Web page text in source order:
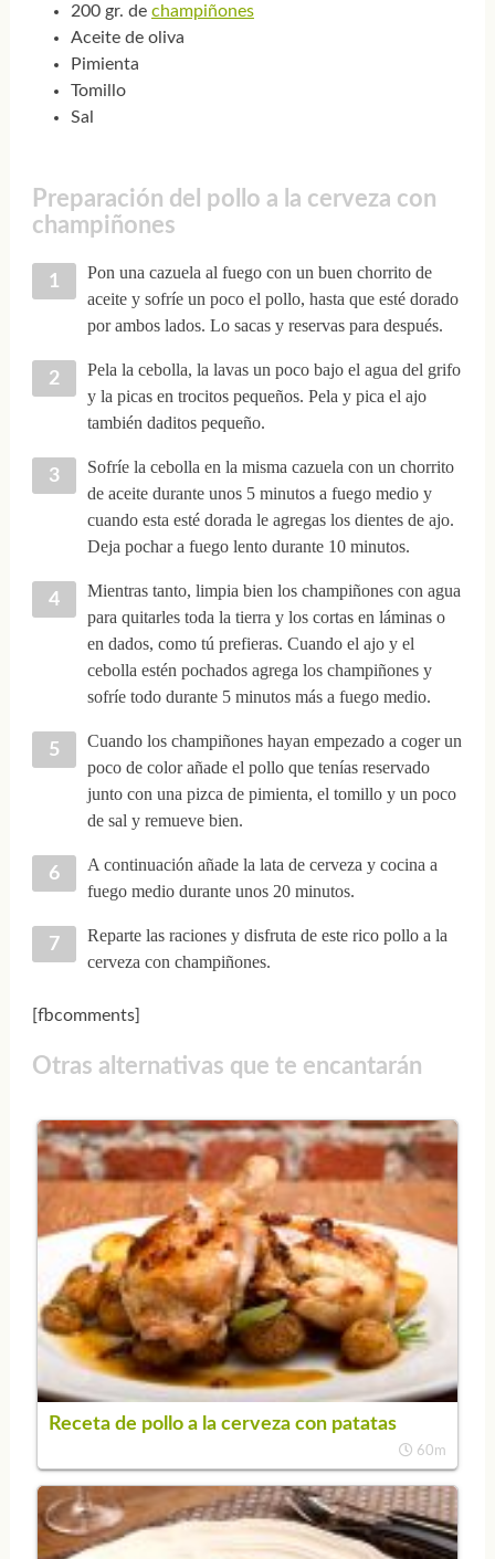
200 gr. de champiñones
Aceite de oliva
Pimienta
Tomillo
Sal
Preparación del pollo a la cerveza con
champiñones
Pon una cazuela al fuego con un buen chorrito de
aceite y sofríe un poco el pollo, hasta que esté dorado
por ambos lados. Lo sacas y reservas para después.
Pela la cebolla, la lavas un poco bajo el agua del grifo
y la picas en trocitos pequeños. Pela y pica el ajo
también daditos pequeño.
Sofríe la cebolla en la misma cazuela con un chorrito
de aceite durante unos 5 minutos a fuego medio y
cuando esta esté dorada le agregas los dientes de ajo.
Deja pochar a fuego lento durante 10 minutos.
Mientras tanto, limpia bien los champiñones con agua
para quitarles toda la tierra y los cortas en láminas o
en dados, como tú prefieras. Cuando el ajo y el
cebolla estén pochados agrega los champiñones y
sofríe todo durante 5 minutos más a fuego medio.
Cuando los champiñones hayan empezado a coger un
poco de color añade el pollo que tenías reservado
junto con una pizca de pimienta, el tomillo y un poco
de sal y remueve bien.
A continuación añade la lata de cerveza y cocina a
fuego medio durante unos 20 minutos.
Reparte las raciones y disfruta de este rico pollo a la
cerveza con champiñones.
[fbcomments]
Otras alternativas que te encantarán
Receta de pollo a la cerveza con patatas
60m